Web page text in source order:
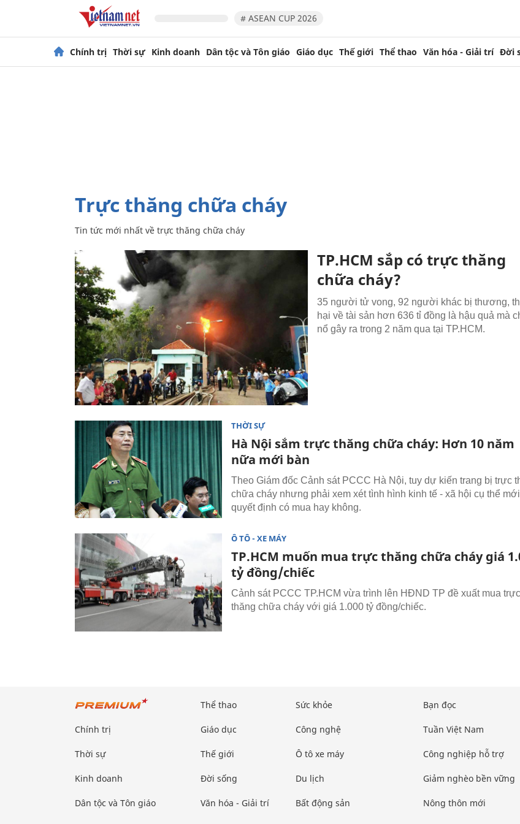
# ASEAN CUP 2026
Chính trị Thời sự Kinh doanh Dân tộc và Tôn giáo Giáo dục Thế giới Thể thao Văn hóa - Giải trí Đời
trực thăng chữa cháy
Tin tức mới nhất về trực thăng chữa cháy
TP.HCM sắp có trực thăng
chữa cháy?
35 người tử vong, 92 người khác bị thương,
hại về tài sản hơn 636 tỉ đồng là hậu quả mà
nổ gây ra trong 2 năm qua tại TP.HCM.
THỜI SỰ
Hà Nội sắm trực thăng chữa cháy: Hơn 10 năm
nữa mới bàn
Theo Giám đốc Cảnh sát PCCC Hà Nội, tuy dự kiến trang bị trực
chữa cháy nhưng phải xem xét tình hình kinh tế - xã hội cụ thể mới
quyết định có mua hay không.
Ô TÔ - XE MÁY
TP.HCM muốn mua trực thăng chữa cháy giá
tỷ đồng/chiếc
Cảnh sát PCCC TP.HCM vừa trình lên HĐND TP đề xuất mua trực
thăng chữa cháy với giá 1.000 tỷ đồng/chiếc.
Chính trị
Thời sự
Kinh doanh
Dân tộc và Tôn giáo
Thể thao
Giáo dục
Thế giới
Đời sống
Văn hóa - Giải trí
Sức khỏe
Công nghệ
Ô tô xe máy
Du lịch
Bất động sản
Bạn đọc
Tuần Việt Nam
Công nghiệp hỗ trợ
Giảm nghèo bền vững
Nông thôn mới